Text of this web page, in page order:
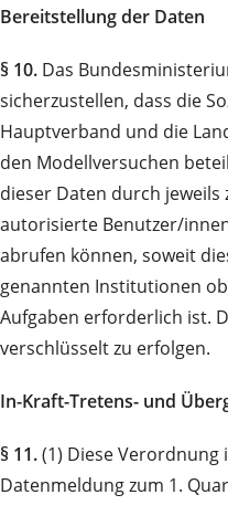
Bereitstellung der Daten
§ 10. Das
sicherzustellen, dass die
Hauptverband und die
den Modellversuchen
dieser Daten durch
autorisierte Benutzer/
abrufen können, soweit
genannten Institutionen
Aufgaben erforderlich ist.
verschlüsselt zu erfolgen.
In-Kraft-Tretens- und
§ 11.(1) Diese
Datenmeldung zum 1.